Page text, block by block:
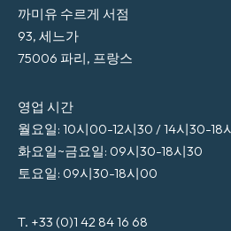
까미유 수르게 서점
93, 세느가
75006 파리, 프랑스
영업 시간
월요일: 10시00-12시30 / 14시30-18
화요일~금요일: 09시30-18시30
토요일: 09시30-18시00
T. +33 (0)1 42 84 16 68